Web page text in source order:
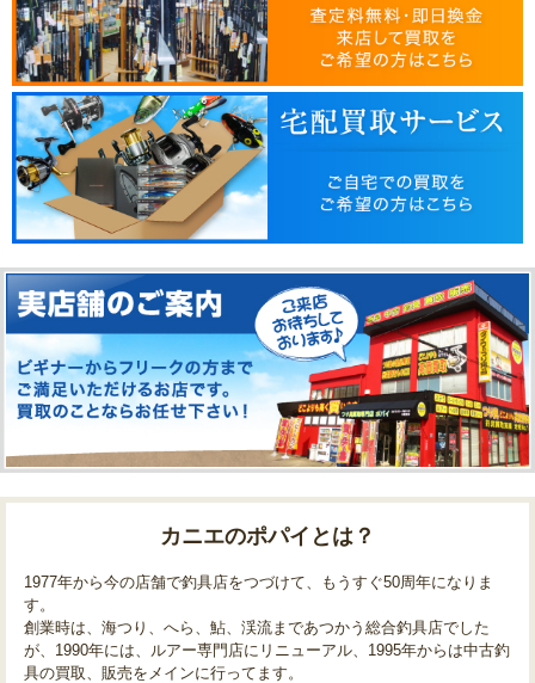
カニエのポパイとは？
1977年から今の店舗で釣具店をつづけて、もうすぐ50周年になりま
す。
創業時は、海つり、へら、鮎、渓流まであつかう総合釣具店でした
が、1990年には、ルアー専門店にリニューアル、1995年からは中古釣
具の買取、販売をメインに行ってます。